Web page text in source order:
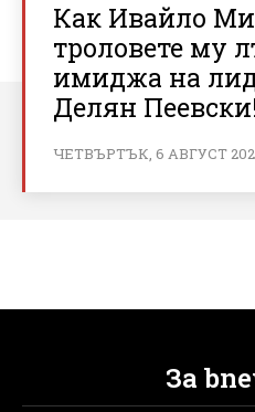
Как Ивайло
троловете му
имиджа на
Делян
ЧЕТВЪРТЪК, 6 АВГУСТ
За